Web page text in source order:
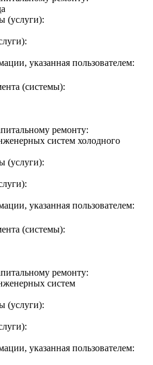
(услуги):
указанная пользователем:
(системы):
ремонту:
систем холодного
(услуги):
указанная пользователем:
(системы):
ремонту:
систем
(услуги):
указанная пользователем: